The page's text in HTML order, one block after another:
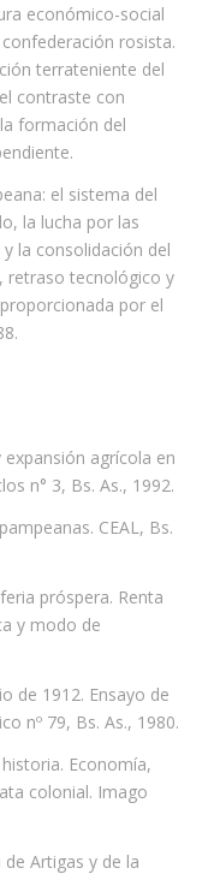
económico-social
rosista.
terrateniente del
contraste con
formación del
el sistema del
la lucha por las
la consolidación del
retraso tecnológico y
por el
agrícola en
n° 3, Bs. As., 1992.
CEAL, Bs.
próspera. Renta
y modo de
de 1912. Ensayo de
nº 79, Bs. As., 1980.
Economía,
colonial. Imago
Artigas y de la